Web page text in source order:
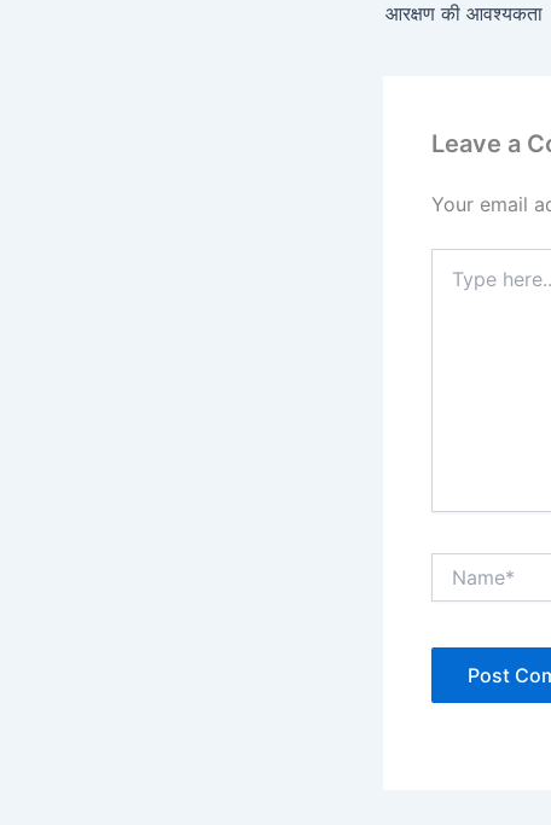
आरक्षण की आवश्यकता
Leave a
Your email
here..